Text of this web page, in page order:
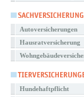
Autoversicherungen
Hausratversicherung
Hundehaftpflicht